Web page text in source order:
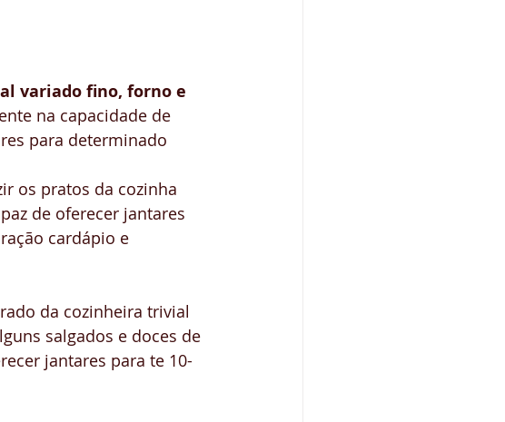
variado fino, forno e
na capacidade de
para determinado
os pratos da cozinha
de oferecer jantares
cardápio e
da cozinheira trivial
salgados e doces de
jantares para te 10-